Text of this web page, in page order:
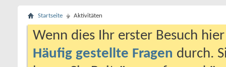
Startseite Aktivitäten
Wenn dies Ihr erster Besuch
Häufig gestellte Fragen durch.